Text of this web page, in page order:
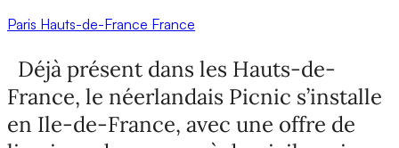
Paris Hauts-de-France France
Déjà présent dans les Hauts-de-
France, le néerlandais Picnic s’installe
en Ile-de-France, avec une offre de